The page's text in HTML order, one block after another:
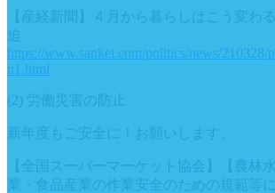
【産経新聞】４月から暮らしはこう変わ
迫
https://www.sankei.com/politics/news/210328/
n1.html
(2) 労働災害の防止
新年度もご安全に！お願いします。
【全国スーパーマーケット協会】【農林
業・食品産業の作業安全のための規範等